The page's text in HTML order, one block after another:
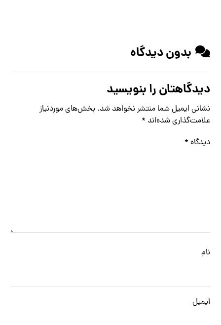
بدون دیدگاه
دیدگاهتان را بنویسید
نشانی ایمیل شما منتشر نخواهد شد. بخش‌های موردنیاز
علامت‌گذاری شده‌اند *
دیدگاه *
نام
ایمیل